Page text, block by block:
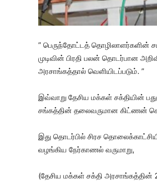
” பெருந்தோட்டத் தொழிலாளர்களின்
முடிவின் பிரதி பலன் தொடர்பான
அரசாங்கத்தால் வெளியிடப்படும். ”
இவ்வாறு தேசிய மக்கள் சக்தியின்
சங்கத்தின் தலைவருமான கிட்ணன்
இது தொடர்பில் சிரச
வழங்கிய நேர்காணல் வருமாறு,
(தேசிய மக்கள் சக்தி அரசாங்கத்தின்